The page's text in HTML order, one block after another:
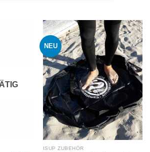
NEU
ISUP ZUBEHÖR